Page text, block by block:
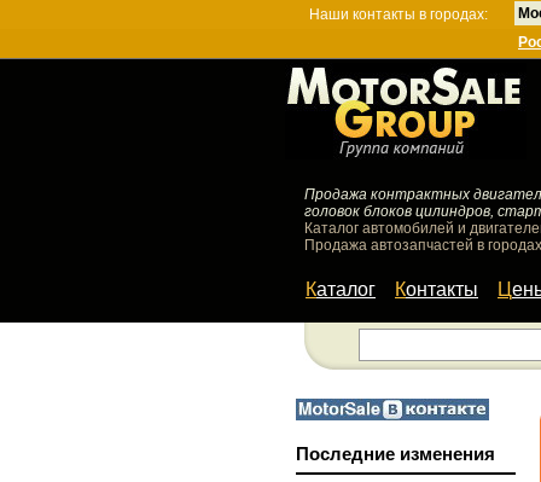
Наши контакты в городах:
Продажа контрактных
головок блоков цилиндров,
Каталог автомобилей и
Продажа автозапчастей в
Каталог Контакты
Последние изменения